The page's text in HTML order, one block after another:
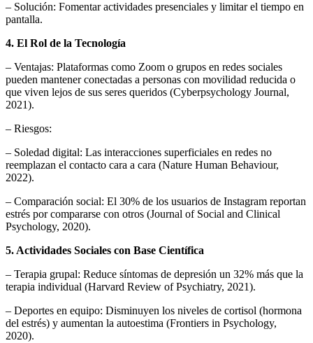
– Solución: Fomentar actividades presenciales y limitar el tiempo en
pantalla.
4. El Rol de la Tecnología
– Ventajas: Plataformas como Zoom o grupos en redes sociales
pueden mantener conectadas a personas con movilidad reducida o
que viven lejos de sus seres queridos (Cyberpsychology Journal,
2021).
– Riesgos:
– Soledad digital: Las interacciones superficiales en redes no
reemplazan el contacto cara a cara (Nature Human Behaviour,
2022).
– Comparación social: El 30% de los usuarios de Instagram reportan
estrés por compararse con otros (Journal of Social and Clinical
Psychology, 2020).
5. Actividades Sociales con Base Científica
– Terapia grupal: Reduce síntomas de depresión un 32% más que la
terapia individual (Harvard Review of Psychiatry, 2021).
– Deportes en equipo: Disminuyen los niveles de cortisol (hormona
del estrés) y aumentan la autoestima (Frontiers in Psychology,
2020).